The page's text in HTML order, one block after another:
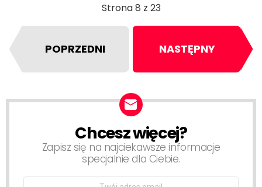
Strona 8 z 23
POPRZEDNI NASTĘPNY
NEWSLETTERChcesz więcej?
Zapisz się na najciekawsze informacje
specjalnie dla Ciebie.
Email